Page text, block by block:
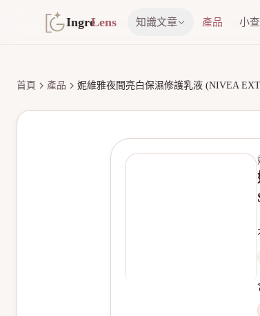
IngreLens 知識文章 產品 小查
首頁 產品 妮維雅夜間亮白保濕修護乳液 (NIVEA